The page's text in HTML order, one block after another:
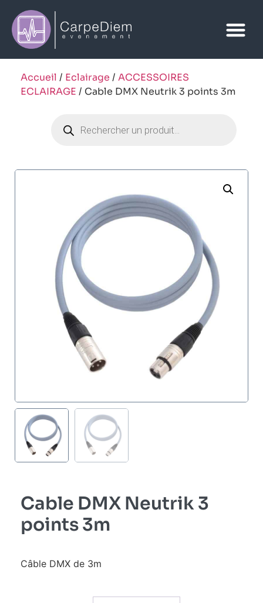
Accueil / Eclairage / ACCESSOIRES
ECLAIRAGE / Cable DMX Neutrik 3 points 3m
Cable DMX Neutrik 3
points 3m
Câble DMX de 3m